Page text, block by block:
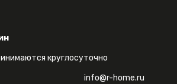
круглосуточно
info@r-home.ru